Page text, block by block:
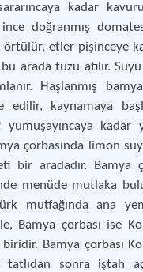
kadar
doğranmış
etler pişinceye
arada tuzu atılır.
Haşlanmış
edilir, kaynamaya
yumuşayıncaya kadar
çorbasında limon
bir aradadır. Bamya
menüde mutlaka
mutfağında ana
Bamya çorbası ise
Bamya çorbası
sonra iştah